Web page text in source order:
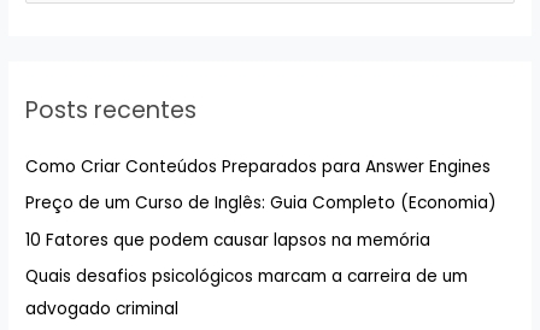
i
r
p
o
r
Posts recentes
Como Criar Conteúdos Preparados para Answer Engines
Preço de um Curso de Inglês: Guia Completo (Economia)
10 Fatores que podem causar lapsos na memória
Quais desafios psicológicos marcam a carreira de um
advogado criminal